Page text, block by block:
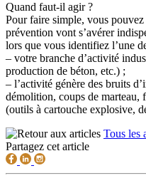
Quand faut-il agir ?
Pour faire simple, vous pouvez
prévention vont s’avérer
lors que vous identifiez l’une
– votre branche d’activité
production de béton, etc.) ;
– l’activité génère des bruits
démolition, coups de marteau,
(outils à cartouche explosive,
Tous les
Partagez cet article